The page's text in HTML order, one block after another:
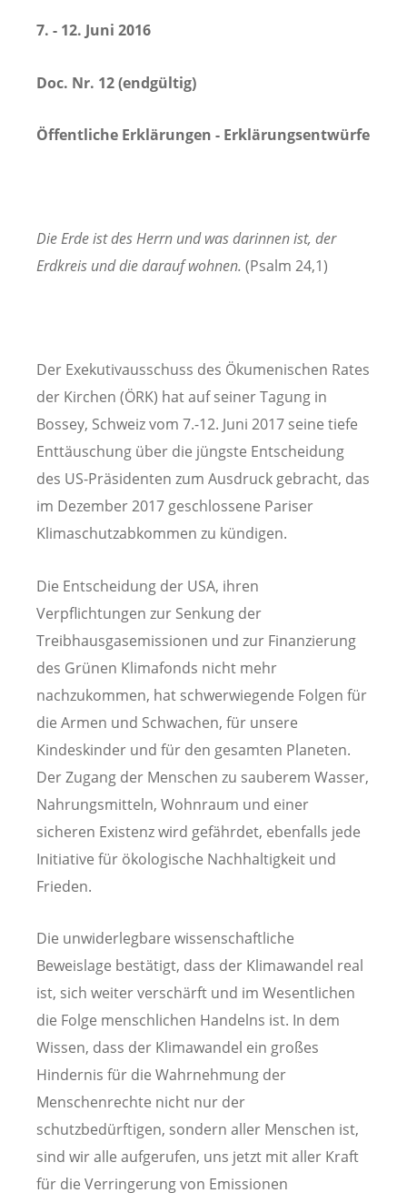
7. - 12. Juni 2016
Doc. Nr. 12 (endgültig)
Öffentliche Erklärungen - Erklärungsentwürfe
Die Erde ist des Herrn und was darinnen ist, der
Erdkreis und die darauf wohnen. (Psalm 24,1)
Der Exekutivausschuss des Ökumenischen Rates
der Kirchen (ÖRK) hat auf seiner Tagung in
Bossey, Schweiz vom 7.-12. Juni 2017 seine tiefe
Enttäuschung über die jüngste Entscheidung
des US-Präsidenten zum Ausdruck gebracht, das
im Dezember 2017 geschlossene Pariser
Klimaschutzabkommen zu kündigen.
Die Entscheidung der USA, ihren
Verpflichtungen zur Senkung der
Treibhausgasemissionen und zur Finanzierung
des Grünen Klimafonds nicht mehr
nachzukommen, hat schwerwiegende Folgen für
die Armen und Schwachen, für unsere
Kindeskinder und für den gesamten Planeten.
Der Zugang der Menschen zu sauberem Wasser,
Nahrungsmitteln, Wohnraum und einer
sicheren Existenz wird gefährdet, ebenfalls jede
Initiative für ökologische Nachhaltigkeit und
Frieden.
Die unwiderlegbare wissenschaftliche
Beweislage bestätigt, dass der Klimawandel real
ist, sich weiter verschärft und im Wesentlichen
die Folge menschlichen Handelns ist. In dem
Wissen, dass der Klimawandel ein großes
Hindernis für die Wahrnehmung der
Menschenrechte nicht nur der
schutzbedürftigen, sondern aller Menschen ist,
sind wir alle aufgerufen, uns jetzt mit aller Kraft
für die Verringerung von Emissionen